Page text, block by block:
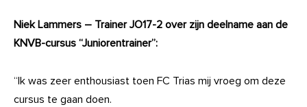
Niek Lammers – Trainer JO17-2 over zijn deelname aan de
KNVB-cursus “Juniorentrainer”:
“Ik was zeer enthousiast toen FC Trias mij vroeg om deze
cursus te gaan doen.